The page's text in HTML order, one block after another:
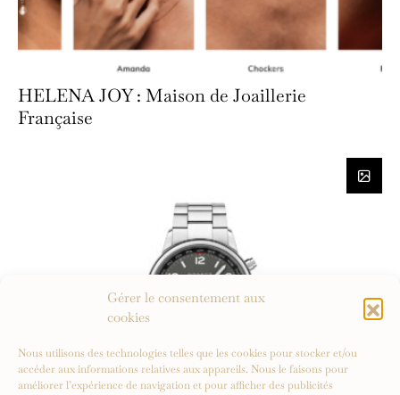
Gérer le consentement aux
cookies
Nous utilisons des technologies telles que les cookies pour stocker et/ou
accéder aux informations relatives aux appareils. Nous le faisons pour
améliorer l’expérience de navigation et pour afficher des publicités
HELENA JOY : Maison de Joaillerie
Française